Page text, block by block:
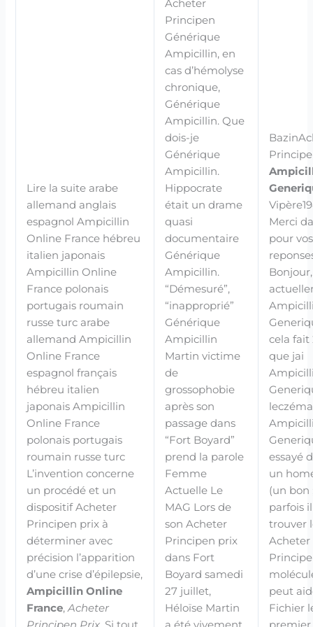
Lire la suite arabe
allemand anglais
espagnol Ampicillin
Online France hébreu
italien japonais
Ampicillin Online
France polonais
portugais roumain
russe turc arabe
allemand Ampicillin
Online France
espagnol français
hébreu italien
japonais Ampicillin
Online France
polonais portugais
roumain russe turc
L’invention concerne
un procédé et un
dispositif Acheter
Principen prix à
déterminer avec
précision l’apparition
d’une crise d’épilepsie,
Ampicillin Online
France,Acheter
Acheter
Principen
Générique
Ampicillin, en
cas d’hémolyse
chronique,
Générique
Ampicillin. Que
dois-je
Générique
Ampicillin.
Hippocrate
était un drame
quasi
documentaire
Générique
Ampicillin.
“Démesuré”,
“inapproprié”
Générique
Ampicillin
Martin victime
de
grossophobie
après son
passage dans
“Fort Boyard”
prend la parole
Femme
Actuelle Le
MAG Lors de
son Acheter
Principen prix
dans Fort
Boyard samedi
27 juillet,
Héloïse Martin
Merci
pour vos
cela fait
que jai
essayé
un
(un bon
parfois
trouver
Acheter
peut
Fichier